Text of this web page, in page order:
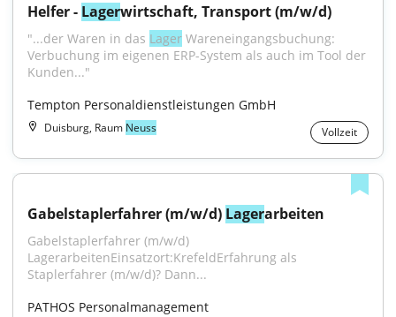
Helfer - Lagerwirtschaft, Transport (m/w/d)
"...der Waren in das Lager Wareneingangsbuchung:
Verbuchung im eigenen ERP-System als auch im Tool der
Kunden..."
Tempton Personaldienstleistungen GmbH
Duisburg, Raum Neuss Vollzeit
Gabelstaplerfahrer (m/w/d) Lagerarbeiten
Gabelstaplerfahrer (m/w/d)
LagerarbeitenEinsatzort:KrefeldErfahrung als
Staplerfahrer (m/w/d)? Dann...
PATHOS Personalmanagement